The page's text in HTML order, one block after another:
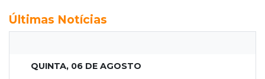
Últimas Notícias
QUINTA, 06 DE AGOSTO